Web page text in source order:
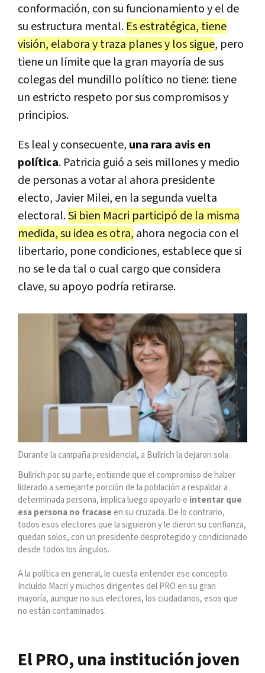
conformación, con su funcionamiento y el de
su estructura mental. Es estratégica, tiene
visión, elabora y traza planes y los sigue, pero
tiene un límite que la gran mayoría de sus
colegas del mundillo político no tiene: tiene
un estricto respeto por sus compromisos y
principios.
Es leal y consecuente, una rara avis en
política. Patricia guió a seis millones y medio
de personas a votar al ahora presidente
electo, Javier Milei, en la segunda vuelta
electoral.Si bien Macri participó de la misma
medida, su idea es otra, ahora negocia con el
libertario, pone condiciones, establece que si
no se le da tal o cual cargo que considera
clave, su apoyo podría retirarse.
Durante la campaña presidencial, a Bullrich la dejaron sola
Bullrich por su parte, entiende que el compromiso de haber
liderado a semejante porción de la población a respaldar a
determinada persona, implica luego apoyarlo e intentar que
esa persona no fracase en su cruzada. De lo contrario,
todos esos electores que la siguieron y le dieron su confianza,
quedan solos, con un presidente desprotegido y condicionado
desde todos los ángulos.
A la política en general, le cuesta entender ese concepto.
Incluido Macri y muchos dirigentes del PRO en su gran
mayoría, aunque no sus electores, los ciudadanos, esos que
no están contaminados.
El PRO, una institución joven